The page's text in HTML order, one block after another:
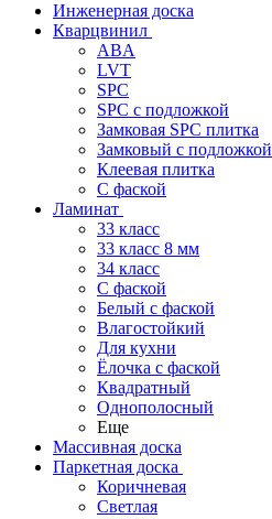
Инженерная доска
Кварцвинил
ABA
LVT
SPC
SPC с подложкой
Замковая SPC плитка
Замковый с подложкой
Клеевая плитка
С фаской
Ламинат
33 класс
33 класс 8 мм
34 класс
C фаской
Белый с фаской
Влагостойкий
Для кухни
Ёлочка с фаской
Квадратный
Однополосный
Еще
Массивная доска
Паркетная доска
Коричневая
Светлая